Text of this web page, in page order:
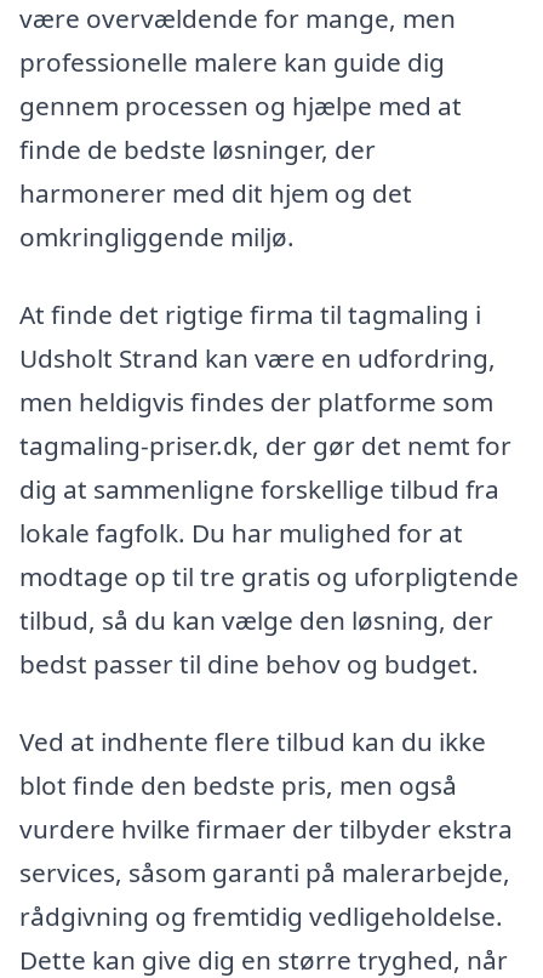
være overvældende for mange, men
professionelle malere kan guide dig
gennem processen og hjælpe med at
finde de bedste løsninger, der
harmonerer med dit hjem og det
omkringliggende miljø.
At finde det rigtige firma til tagmaling i
Udsholt Strand kan være en udfordring,
men heldigvis findes der platforme som
tagmaling-priser.dk, der gør det nemt for
dig at sammenligne forskellige tilbud fra
lokale fagfolk. Du har mulighed for at
modtage op til tre gratis og uforpligtende
tilbud, så du kan vælge den løsning, der
bedst passer til dine behov og budget.
Ved at indhente flere tilbud kan du ikke
blot finde den bedste pris, men også
vurdere hvilke firmaer der tilbyder ekstra
services, såsom garanti på malerarbejde,
rådgivning og fremtidig vedligeholdelse.
Dette kan give dig en større tryghed, når